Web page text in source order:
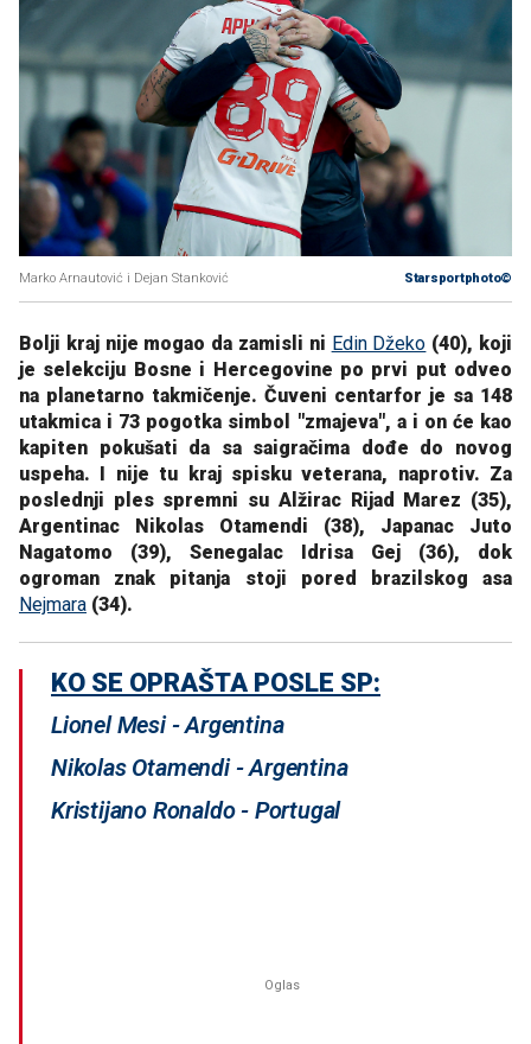
Marko Arnautović i Dejan Stanković Starsportphoto©
Bolji kraj nije mogao da zamisli ni Edin Džeko (40), koji
je selekciju Bosne i Hercegovine po prvi put odveo
na planetarno takmičenje. Čuveni centarfor je sa 148
utakmica i 73 pogotka simbol "zmajeva", a i on će kao
kapiten pokušati da sa saigračima dođe do novog
uspeha. I nije tu kraj spisku veterana, naprotiv. Za
poslednji ples spremni su Alžirac Rijad Marez (35),
Argentinac Nikolas Otamendi (38), Japanac Juto
Nagatomo (39), Senegalac Idrisa Gej (36), dok
ogroman znak pitanja stoji pored brazilskog asa
Nejmara (34).
KO SE OPRAŠTA POSLE SP:
Lionel Mesi - Argentina
Nikolas Otamendi - Argentina
Kristijano Ronaldo - Portugal